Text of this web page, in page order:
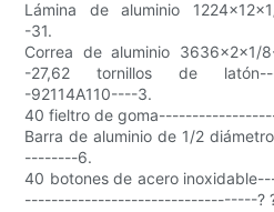
Lámina de aluminio
-31.
Correa de aluminio 3636x2x1/
-27,62 tornillos de
-92114A110----3.
40 fieltro de
Barra de aluminio de 1/2
--------6.
40 botones de acero
-----------------------------------?